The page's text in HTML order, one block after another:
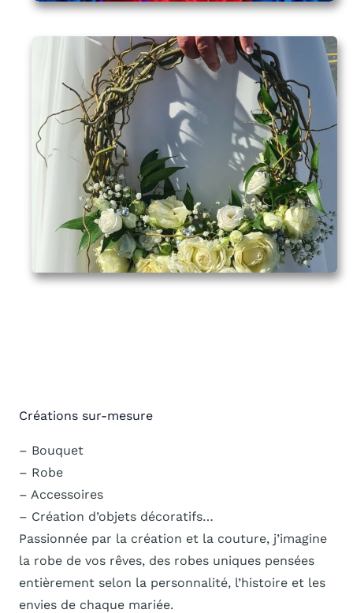
Créations sur-mesure
– Bouquet
– Robe
– Accessoires
– Création d’objets décoratifs…
Passionnée par la création et la couture, j’imagine
la robe de vos rêves, des robes uniques pensées
entièrement selon la personnalité, l’histoire et les
envies de chaque mariée.